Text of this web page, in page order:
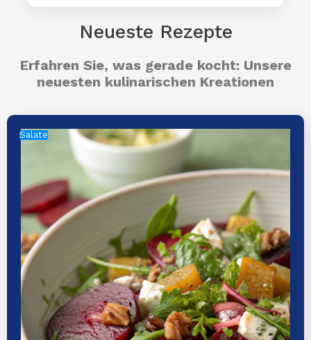
Neueste Rezepte
Erfahren Sie, was gerade kocht: Unsere
neuesten kulinarischen Kreationen
Salate